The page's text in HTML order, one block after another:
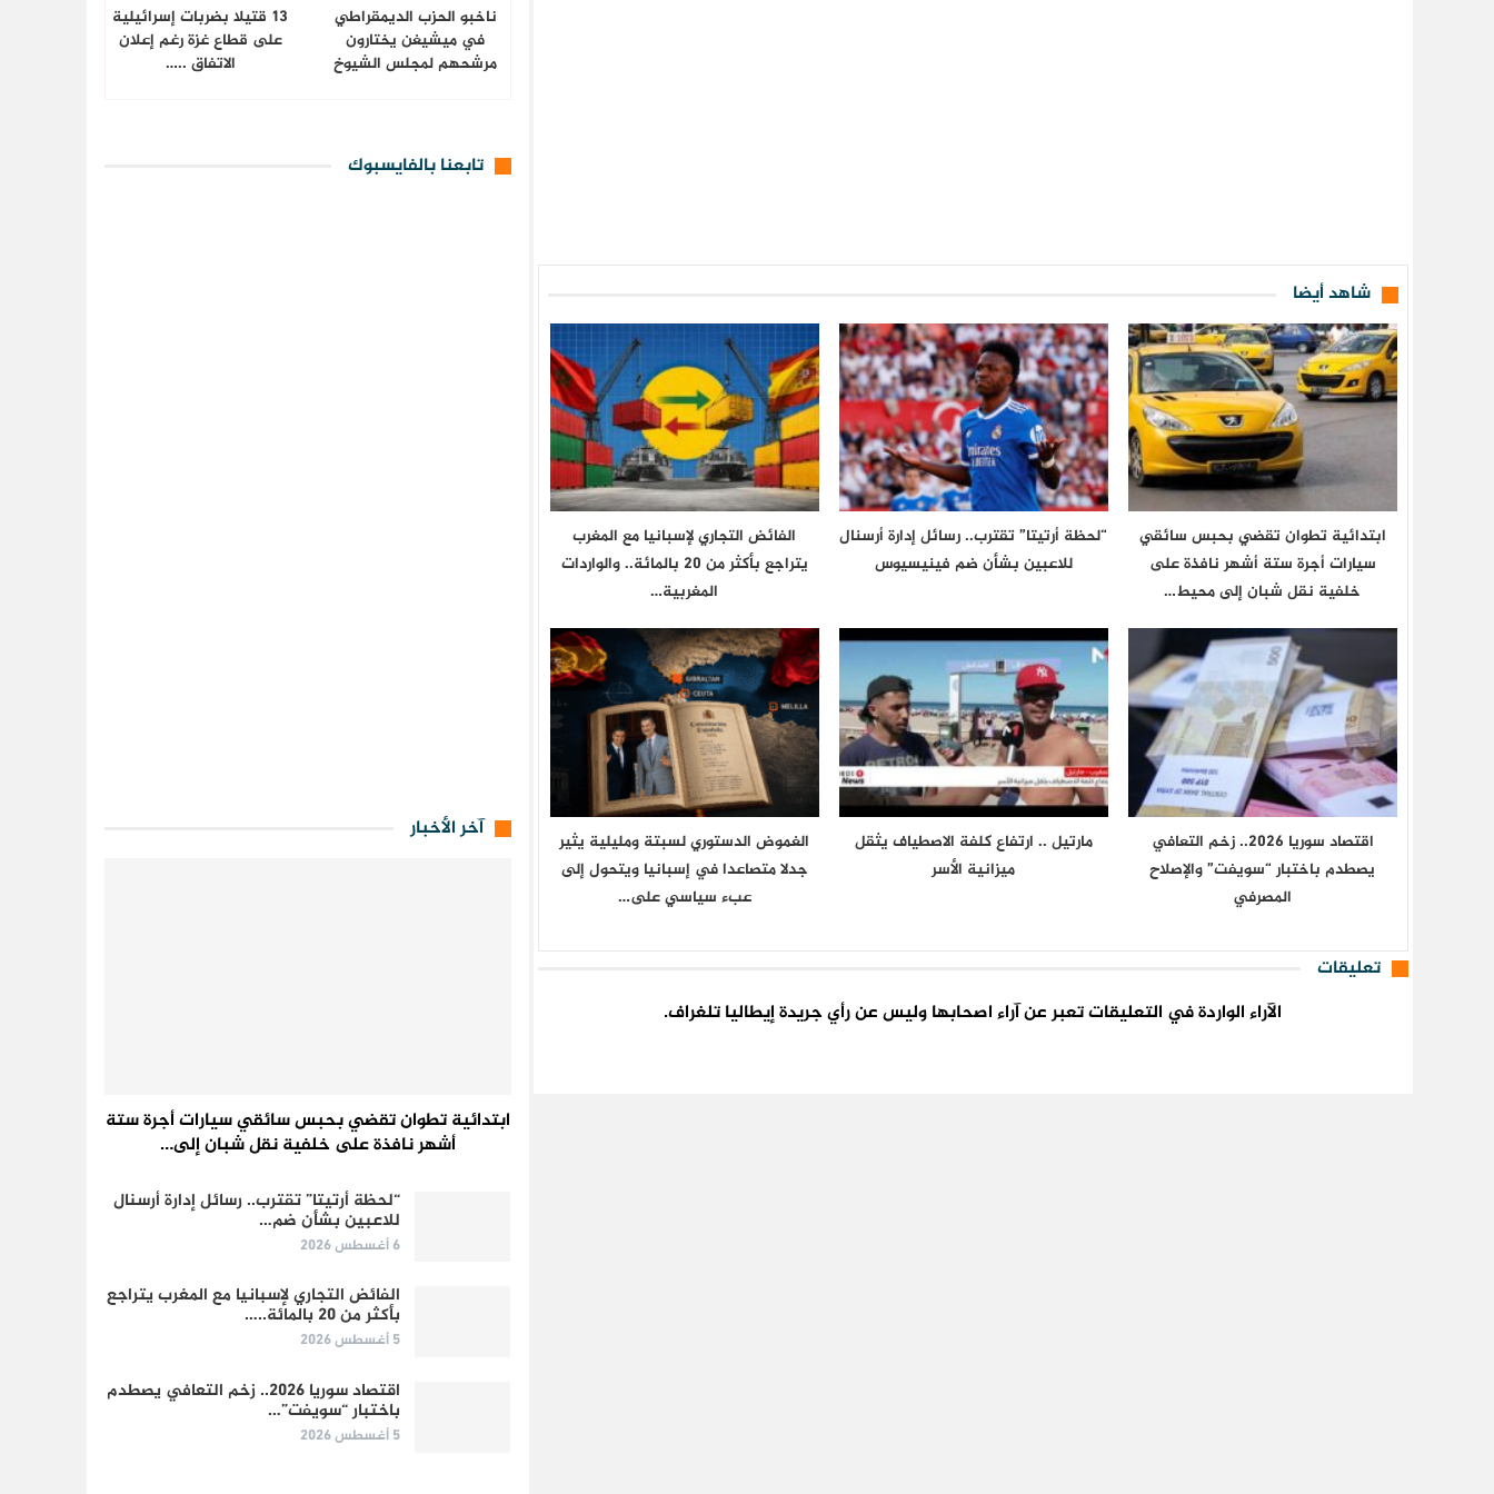
شاهد أيضا
ابتدائية تطوان تقضي بحبس سائقي
سيارات أجرة ستة أشهر نافذة على
خلفية نقل شبان إلى محيط…
“لحظة أرتيتا” تقترب.. رسائل إدارة أرسنال
للاعبين بشأن ضم فينيسيوس
الفائض التجاري لإسبانيا مع المغرب
يتراجع بأكثر من 20 بالمائة.. والواردات
المغربية…
اقتصاد سوريا 2026.. زخم التعافي
يصطدم باختبار “سويفت” والإصلاح
المصرفي
مارتيل .. ارتفاع كلفة الاصطياف يثقل
ميزانية الأسر
الغموض الدستوري لسبتة ومليلية يثير
جدلا متصاعدا في إسبانيا ويتحول إلى
عبء سياسي على…
تعليقات
الآراء الواردة في التعليقات تعبر عن آراء اصحابها وليس عن رأي جريدة إيطاليا تلغراف.
ناخبو الحزب الديمقراطي
في ميشيغن يختارون
مرشحهم لمجلس الشيوخ
13 قتيلا بضربات إسرائيلية
على قطاع غزة رغم إعلان
الاتفاق ..…
تابعنا بالفايسبوك
آخر الأخبار
ابتدائية تطوان تقضي بحبس سائقي سيارات أجرة ستة
أشهر نافذة على خلفية نقل شبان إلى…
“لحظة أرتيتا” تقترب.. رسائل إدارة أرسنال
للاعبين بشأن ضم…
6 أغسطس 2026
الفائض التجاري لإسبانيا مع المغرب يتراجع
بأكثر من 20 بالمائة..…
5 أغسطس 2026
اقتصاد سوريا 2026.. زخم التعافي يصطدم
باختبار “سويفت”…
5 أغسطس 2026